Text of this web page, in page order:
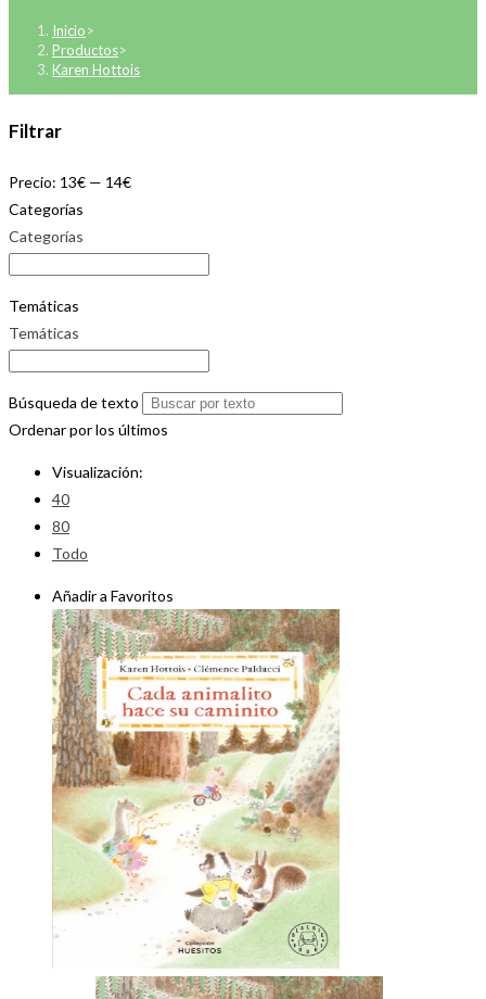
Inicio>
Productos>
Karen Hottois
Filtrar
Precio: 13€ — 14€
Categorías
Categorías
Temáticas
Temáticas
Búsqueda de texto
Ordenar por los últimos
Visualización:
40
80
Todo
Añadir a Favoritos